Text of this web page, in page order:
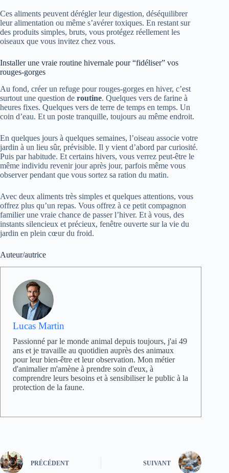
Ces aliments peuvent dérégler leur digestion, déséquilibrer
leur alimentation ou même s’avérer toxiques. En restant sur
des produits simples, bruts, vous protégez réellement les
oiseaux que vous invitez chez vous.
Installer une vraie routine hivernale pour “fidéliser” vos
rouges-gorges
Au fond, créer un refuge pour rouges-gorges en hiver, c’est
surtout une question de routine. Quelques vers de farine à
heures fixes. Quelques vers de terre de temps en temps. Un
coin d’eau. Et un poste tranquille, toujours au même endroit.
En quelques jours à quelques semaines, l’oiseau associe votre
jardin à un lieu sûr, prévisible. Il y vient d’abord par curiosité.
Puis par habitude. Et certains hivers, vous verrez peut-être le
même individu revenir jour après jour, parfois même vous
observer pendant que vous sortez sa ration du matin.
Avec deux aliments très simples et quelques attentions, vous
offrez plus qu’un repas. Vous offrez à ce petit compagnon
familier une vraie chance de passer l’hiver. Et à vous, des
instants silencieux et précieux, fenêtre ouverte sur la vie du
jardin en plein cœur du froid.
Auteur/autrice
Lucas Martin
Passionné par le monde animal depuis toujours, j'ai 49
ans et je travaille au quotidien auprès des animaux
pour leur bien-être et leur observation. Mon métier
d'animalier m'amène à prendre soin d'eux, à
comprendre leurs besoins et à sensibiliser le public à la
protection de la faune.
PRÉCÉDENT SUIVANT